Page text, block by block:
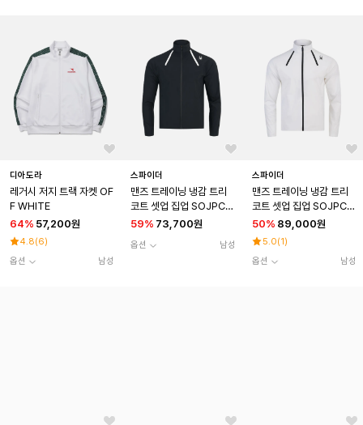
디아도라
레거시 저지 트랙 자켓 OF
F WHITE
64% 57,200원
4.8(6)
옵션
남성
스파이더
맨즈 트레이닝 냉감 트리
코트 셋업 집업 SOJPCN
FT311MBLK
59% 73,700원
옵션 남성
스파이더
맨즈 트레이닝 냉감 트리
코트 셋업 집업 SOJPCN
FT311MWHT
50% 89,000원
5.0(1 )
옵션
남성